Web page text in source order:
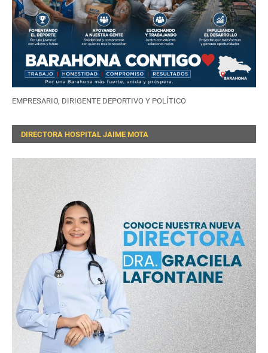
EMPRESARIO, DIRIGENTE DEPORTIVO Y POLÍTICO
DIRECTORA HOSPITAL JAIME MOTA